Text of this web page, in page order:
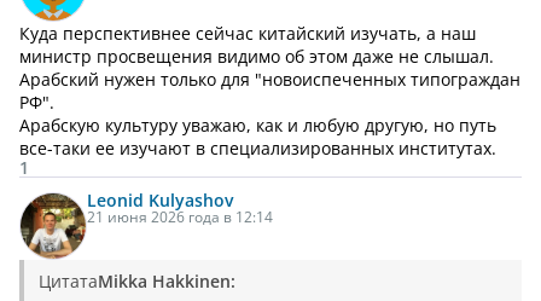
Куда перспективнее сейчас китайский изучать, а наш
министр просвещения видимо об этом даже не слышал.
Арабский нужен только для "новоиспеченных типограждан
РФ".
Арабскую культуру уважаю, как и любую другую, но путь
все-таки ее изучают в специализированных институтах.
1
Leonid Kulyashov
21 июня 2026 года в 12:14
ЦитатаMikka Hakkinen: